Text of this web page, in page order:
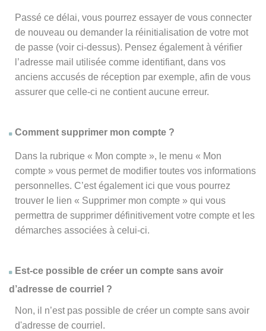
Passé ce délai, vous pourrez essayer de vous connecter
de nouveau ou demander la réinitialisation de votre mot
de passe (voir ci-dessus). Pensez également à vérifier
l’adresse mail utilisée comme identifiant, dans vos
anciens accusés de réception par exemple, afin de vous
assurer que celle-ci ne contient aucune erreur.
Comment supprimer mon compte ?
Dans la rubrique « Mon compte », le menu « Mon
compte » vous permet de modifier toutes vos informations
personnelles. C’est également ici que vous pourrez
trouver le lien « Supprimer mon compte » qui vous
permettra de supprimer définitivement votre compte et les
démarches associées à celui-ci.
Est-ce possible de créer un compte sans avoir
d’adresse de courriel ?
Non, il n’est pas possible de créer un compte sans avoir
d'adresse de courriel.